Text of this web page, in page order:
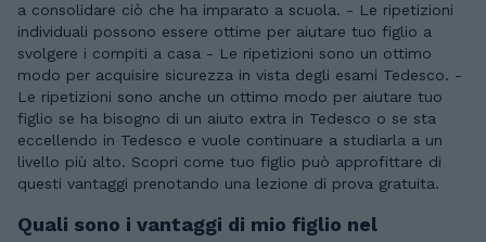
a consolidare ciò che ha imparato a scuola. - Le ripetizioni
individuali possono essere ottime per aiutare tuo figlio a
svolgere i compiti a casa - Le ripetizioni sono un ottimo
modo per acquisire sicurezza in vista degli esami Tedesco. -
Le ripetizioni sono anche un ottimo modo per aiutare tuo
figlio se ha bisogno di un aiuto extra in Tedesco o se sta
eccellendo in Tedesco e vuole continuare a studiarla a un
livello più alto. Scopri come tuo figlio può approfittare di
questi vantaggi prenotando una lezione di prova gratuita.
Quali sono i vantaggi di mio figlio nel